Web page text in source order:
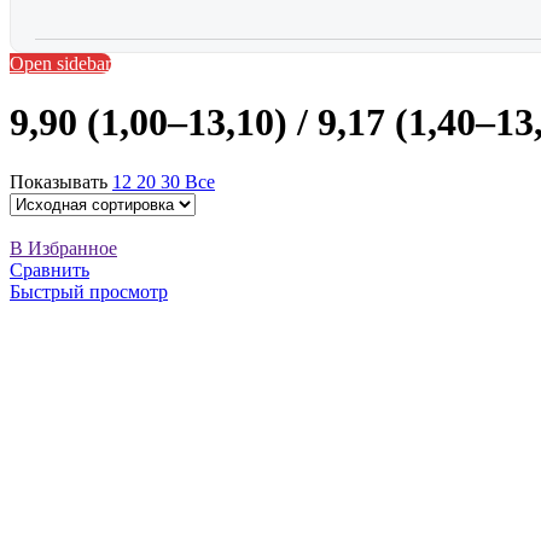
Open sidebar
9,90 (1,00–13,10) / 9,17
Показывать 12 20 30 Все
В Избранное
Сравнить
Быстрый просмотр